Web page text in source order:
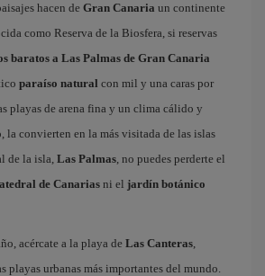
hacen de Gran Canaria un continente
como Reserva de la Biosfera, si reservas
baratos a Las Palmas de Gran Canaria
paraíso natural con mil y una caras por
playas de arena fina y un clima cálido y
la convierten en la más visitada de las islas
de la isla, Las Palmas, no puedes perderte el
de Canariasni el jardín botánico
acércate a la playa de Las Canteras,
playas urbanas más importantes del mundo.